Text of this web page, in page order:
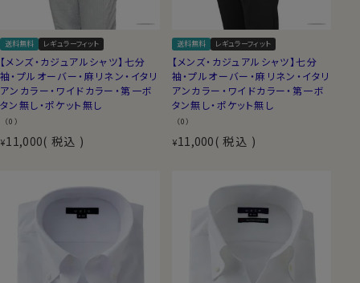
送料無料 レギュラーフィット
【メンズ・カジュアルシャツ】七分
袖・プルオーバー・麻リネン・イタリ
アンカラー・ワイドカラー・第一ボ
タン無し・ポケット無し
（0）
¥11,000 税込
送料無料 レギュラーフィット
【メンズ・カジュアルシャツ】七分
袖・プルオーバー・麻リネン・イタリ
アンカラー・ワイドカラー・第一ボ
タン無し・ポケット無し
（0）
¥11,000 税込